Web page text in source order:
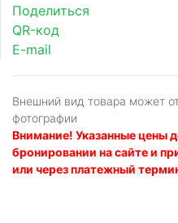
Поделиться
QR-код
E-mail
Внешний вид товара может
фотографии
Внимание! Указанные цены
бронировании на сайте и
или через платежный